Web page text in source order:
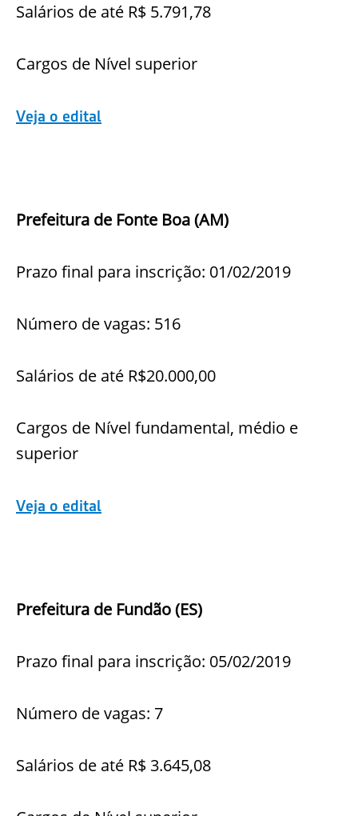
Salários de até R$ 5.791,78
Cargos de Nível superior
Veja o edital
Prefeitura de Fonte Boa (AM)
Prazo final para inscrição: 01/02/2019
Número de vagas: 516
Salários de até R$20.000,00
Cargos de Nível fundamental, médio e
superior
Veja o edital
Prefeitura de Fundão (ES)
Prazo final para inscrição: 05/02/2019
Número de vagas: 7
Salários de até R$ 3.645,08